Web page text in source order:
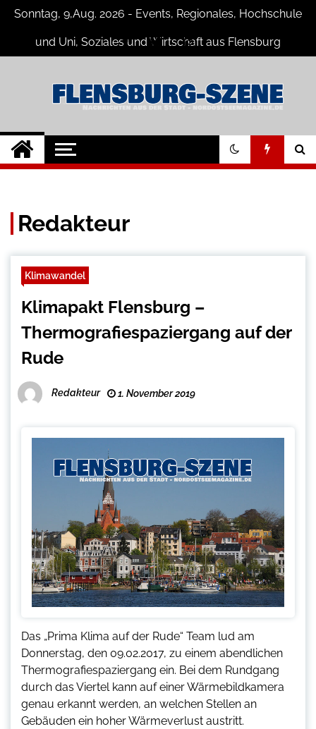
Skip
content
Sonntag, 9,Aug. 2026 - Events, Regionales, Hochschule
und Uni, Soziales und Wirtschaft aus Flensburg
Flensburg-Szene
Nachrichten
Nachrichten für Flensburg und
Umgebung
Redakteur
Klimawandel
Klimapakt Flensburg –
Thermografiespaziergang auf der
Rude
Redakteur 1. November 2019
Das „Prima Klima auf der Rude“ Team lud am
Donnerstag, den 09.02.2017, zu einem abendlichen
Thermografiespaziergang ein. Bei dem Rundgang
durch das Viertel kann auf einer Wärmebildkamera
genau erkannt werden, an welchen Stellen an
Gebäuden ein hoher Wärmeverlust austritt.